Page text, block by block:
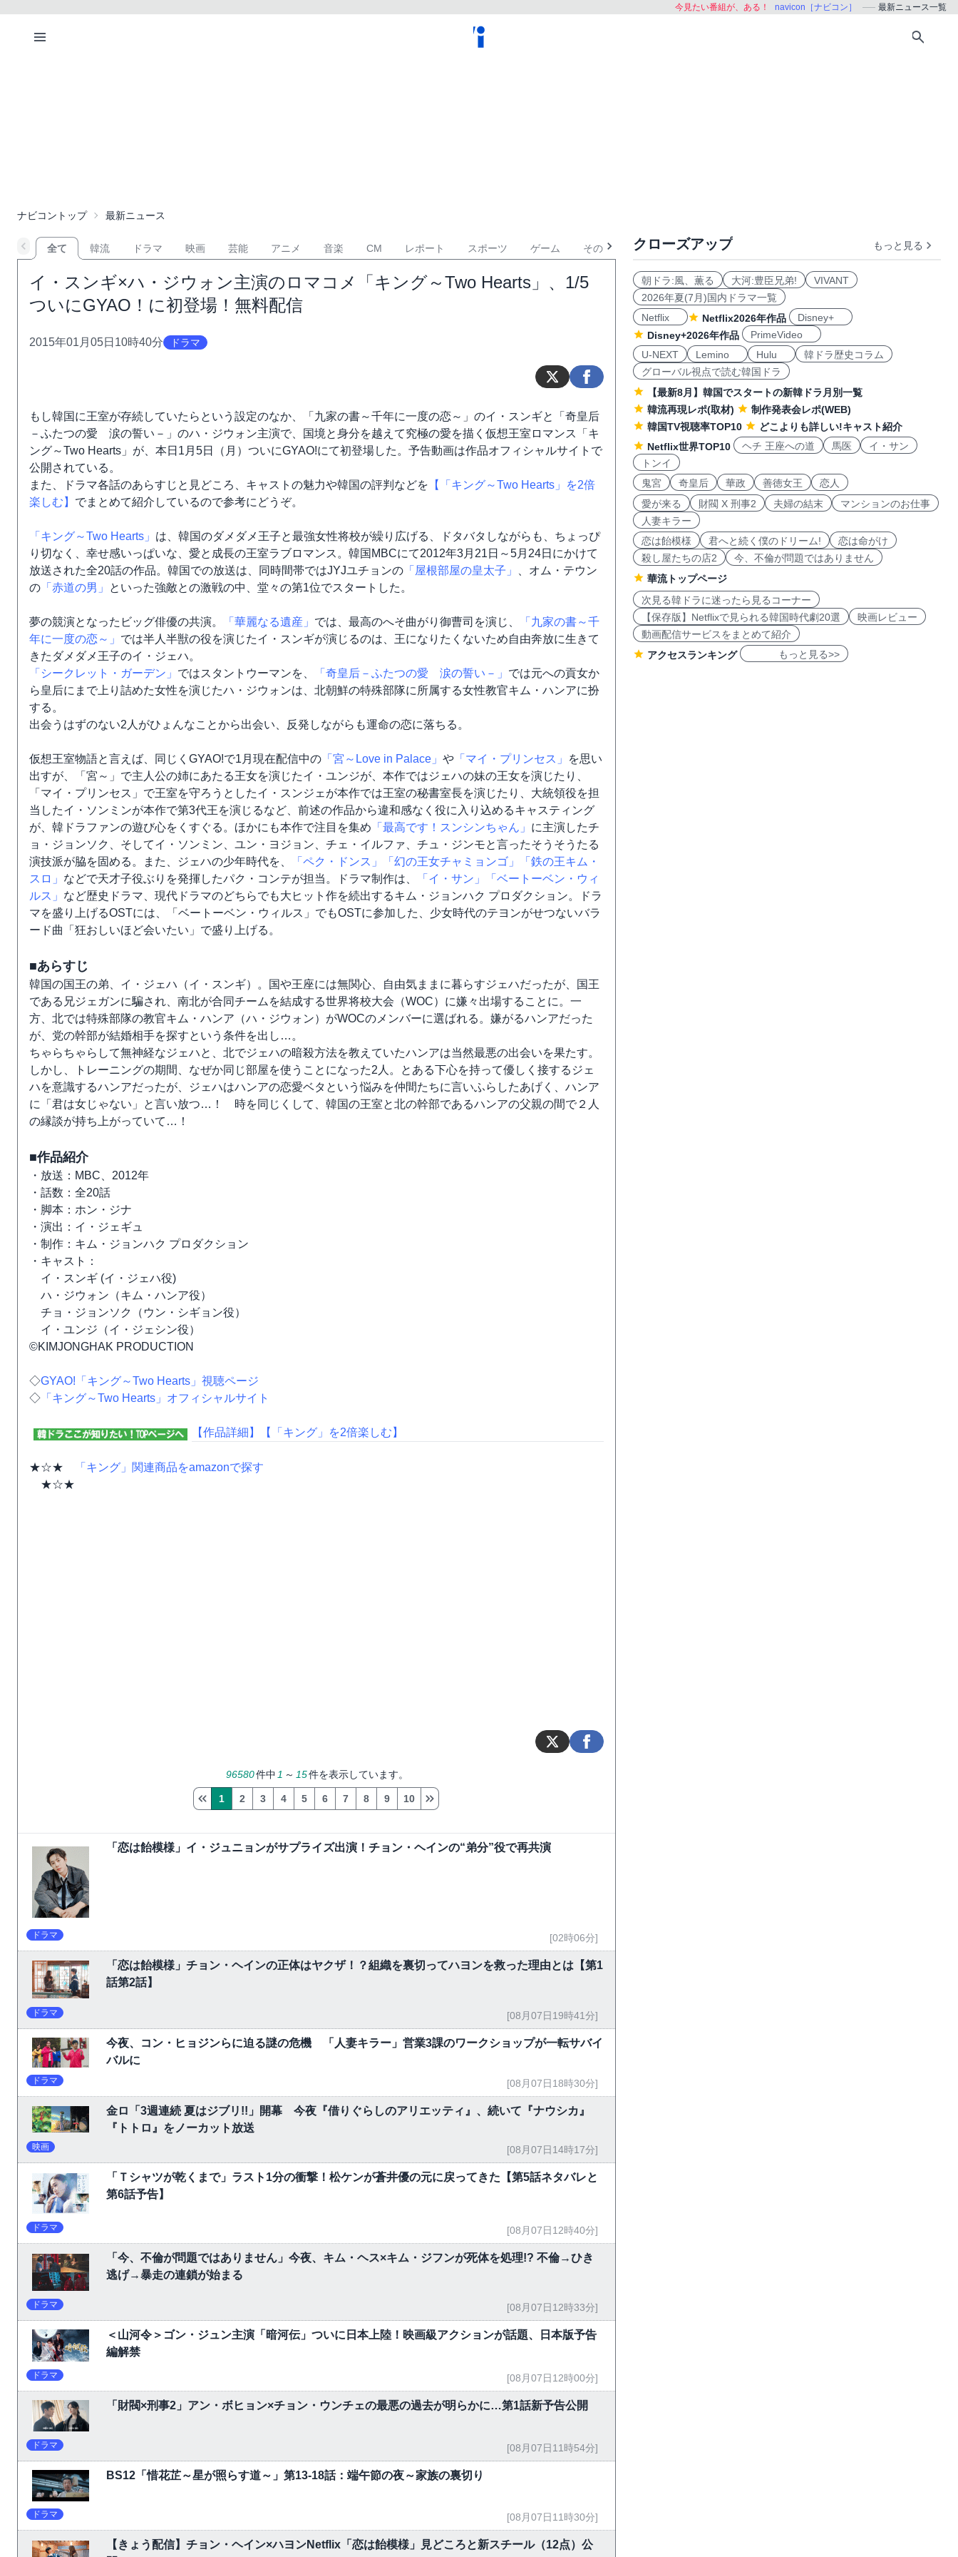
今見たい番組が、ある！ navicon［ナビコン］ 最新ニュース一覧
ナビコントップ 最新ニュース
全て 韓流 ドラマ 映画 芸能 アニメ 音楽 CM レポート スポーツ ゲーム その他
イ・スンギ×ハ・ジウォン主演のロマコメ「キング～Two Hearts」、1/5
ついにGYAO！に初登場！無料配信
2015年01月05日10時40分 ドラマ
もし韓国に王室が存続していたらという設定のなか、「九家の書～千年に一度の恋～」のイ・スンギと「奇皇后
－ふたつの愛 涙の誓い－」のハ・ジウォン主演で、国境と身分を越えて究極の愛を描く仮想王室ロマンス「キ
ング～Two Hearts」が、本日1月5日（月）ついにGYAO!にて初登場した。予告動画は作品オフィシャルサイトで
公開されている。
また、ドラマ各話のあらすじと見どころ、キャストの魅力や韓国の評判などを 【「キング～Two Hearts」を2倍
楽しむ】 でまとめて紹介しているので参考にどうぞ。
「キング～Two Hearts」 は、韓国のダメダメ王子と最強女性将校が繰り広げる、ドタバタしながらも、ちょっぴ
り切なく、幸せ感いっぱいな、愛と成長の王室ラブロマンス。韓国MBCにて2012年3月21日～5月24日にかけて
放送された全20話の作品。韓国での放送は、同時間帯ではJYJユチョンの 「屋根部屋の皇太子」
、オム・テウン
の 「赤道の男」 といった強敵との激戦の中、堂々の第1位でスタートした。
夢の競演となったビッグ俳優の共演。 「華麗なる遺産」 では、最高のへそ曲がり御曹司を演じ、
「九家の書～千
年に一度の恋～」 では半人半獣の役を演じたイ・スンギが演じるのは、王になりたくないため自由奔放に生きて
きたダメダメ王子のイ・ジェハ。
「シークレット・ガーデン」 ではスタントウーマンを、 「奇皇后－ふたつの愛 涙の誓い－」 では元への貢女か
ら皇后にまで上り詰めた女性を演じたハ・ジウォンは、北朝鮮の特殊部隊に所属する女性教官キム・ハンアに扮
する。
出会うはずのない2人がひょんなことから出会い、反発しながらも運命の恋に落ちる。
仮想王室物語と言えば、同じくGYAO!で1月現在配信中の 「宮～Love in Palace」 や 「マイ・プリンセス」
を思い
出すが、「宮～」で主人公の姉にあたる王女を演じたイ・ユンジが、本作ではジェハの妹の王女を演じたり、
「マイ・プリンセス」で王室を守ろうとしたイ・スンジェが本作では王室の秘書室長を演じたり、大統領役を担
当したイ・ソンミンが本作で第3代王を演じるなど、前述の作品から違和感なく役に入り込めるキャスティング
が、韓ドラファンの遊び心をくすぐる。ほかにも本作で注目を集め 「最高です！スンシンちゃん」 に主演したチ
ョ・ジョンソク、そしてイ・ソンミン、ユン・ヨジョン、チェ・イルファ、チュ・ジンモと言ったそうそうたる
演技派が脇を固める。また、ジェハの少年時代を、
「ペク・ドンス」 「幻の王女チャミョンゴ」
「鉄の王キム・
スロ」 などで天才子役ぶりを発揮したパク・コンテが担当。ドラマ制作は、 「イ・サン」
「ベートーベン・ウィ
ルス」 など歴史ドラマ、現代ドラマのどちらでも大ヒット作を続出するキム・ジョンハク プロダクション。ドラ
マを盛り上げるOSTには、「ベートーベン・ウィルス」でもOSTに参加した、少女時代のテヨンがせつないバラ
ード曲「狂おしいほど会いたい」で盛り上げる。
■あらすじ
韓国の国王の弟、イ・ジェハ（イ・スンギ）。国や王座には無関心、自由気ままに暮らすジェハだったが、国王
である兄ジェガンに騙され、南北が合同チームを結成する世界将校大会（WOC）に嫌々出場することに。一
方、北では特殊部隊の教官キム・ハンア（ハ・ジウォン）がWOCのメンバーに選ばれる。嫌がるハンアだった
が、党の幹部が結婚相手を探すという条件を出し…。
ちゃらちゃらして無神経なジェハと、北でジェハの暗殺方法を教えていたハンアは当然最悪の出会いを果たす。
しかし、トレーニングの期間、なぜか同じ部屋を使うことになった2人。とある下心を持って優しく接するジェ
ハを意識するハンアだったが、ジェハはハンアの恋愛ベタという悩みを仲間たちに言いふらしたあげく、ハンア
に「君は女じゃない」と言い放つ…！ 時を同じくして、韓国の王室と北の幹部であるハンアの父親の間で２人
の縁談が持ち上がっていて…！
■作品紹介
・放送：MBC、2012年
・話数：全20話
・脚本：ホン・ジナ
・演出：イ・ジェギュ
・制作：キム・ジョンハク プロダクション
・キャスト：
イ・スンギ (イ・ジェハ役)
ハ・ジウォン（キム・ハンア役）
チョ・ジョンソク（ウン・シギョン役）
イ・ユンジ（イ・ジェシン役）
©KIMJONGHAK PRODUCTION
◇GYAO!「キング～Two Hearts」視聴ページ
◇ 「キング～Two Hearts」オフィシャルサイト
【作品詳細】 【「キング」を2倍楽しむ】
★☆★
「キング」関連商品をamazonで探す
★☆★
96580件中 1 ～ 15件を表示しています。
1 2 3 4 5 6 7 8 9 10
「恋は飴模様」イ・ジュニョンがサプライズ出演！チョン・ヘインの“弟分”役で再共演
ドラマ [02時06分]
「恋は飴模様」チョン・ヘインの正体はヤクザ！？組織を裏切ってハヨンを救った理由とは【第1
話第2話】
ドラマ [08月07日19時41分]
今夜、コン・ヒョジンらに迫る謎の危機 「人妻キラー」営業3課のワークショップが一転サバイ
バルに
ドラマ [08月07日18時30分]
金ロ「3週連続 夏はジブリ!!」開幕 今夜『借りぐらしのアリエッティ』、続いて『ナウシカ』
『トトロ』をノーカット放送
映画 [08月07日14時17分]
「Ｔシャツが乾くまで」ラスト1分の衝撃！松ケンが蒼井優の元に戻ってきた【第5話ネタバレと
第6話予告】
ドラマ [08月07日12時40分]
「今、不倫が問題ではありません」今夜、キム・ヘス×キム・ジフンが死体を処理!? 不倫→ひき
逃げ→暴走の連鎖が始まる
ドラマ [08月07日12時33分]
＜山河令＞ゴン・ジュン主演「暗河伝」ついに日本上陸！映画級アクションが話題、日本版予告
編解禁
ドラマ [08月07日12時00分]
「財閥×刑事2」アン・ボヒョン×チョン・ウンチェの最悪の過去が明らかに…第1話新予告公開
ドラマ [08月07日11時54分]
BS12「惜花芷～星が照らす道～」第13-18話：端午節の夜～家族の裏切り
ドラマ [08月07日11時30分]
【きょう配信】チョン・ヘイン×ハヨンNetflix「恋は飴模様」見どころと新スチール（12点）公
クローズアップ もっと見る
朝ドラ:風、薫る 大河:豊臣兄弟!
VIVANT
2026年夏(7月)国内ドラマ一覧
Netflix
Netflix2026年作品
Disney+
Disney+2026年作品
PrimeVideo
U-NEXT
Lemino Hulu
韓ドラ歴史コラム
グローバル視点で読む韓国ドラ
【最新8月】韓国でスタートの新韓ドラ月別一覧
韓流再現レポ(取材)
制作発表会レポ(WEB)
韓国TV視聴率TOP10
どこよりも詳しい!キャスト紹介
Netflix世界TOP10
ヘチ 王座への道 馬医
イ・サン
トンイ
鬼宮
奇皇后 華政 善徳女王
恋人
愛が来る
財閥 X 刑事2 夫婦の結末
マンションのお仕事
人妻キラー
恋は飴模様
君へと続く僕のドリーム!
恋は命がけ
殺し屋たちの店2
今、不倫が問題ではありません
華流トップページ
次見る韓ドラに迷ったら見るコーナー
【保存版】Netflixで見られる韓国時代劇20選
映画レビュー
動画配信サービスをまとめて紹介
アクセスランキング
もっと見る>>